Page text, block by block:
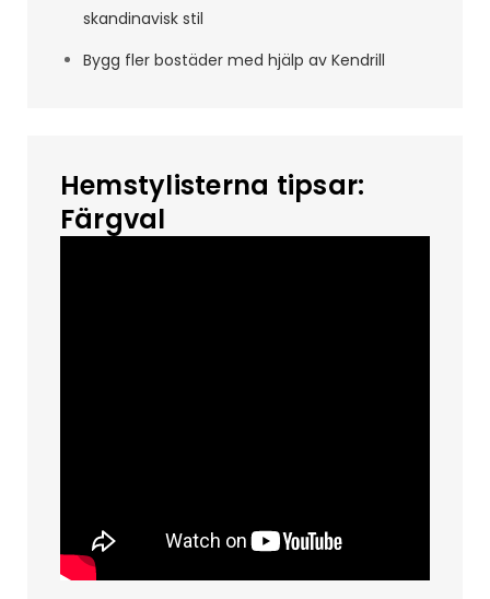
skandinavisk stil
Bygg fler bostäder med hjälp av Kendrill
Hemstylisterna tipsar:
Färgval